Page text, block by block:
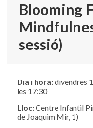
Blooming
sessió)
Dia i hora:divendres
les 17:30
Lloc:Centre Infantil
de Joaquim Mir, 1)